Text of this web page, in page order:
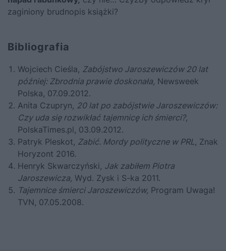
zaginiony brudnopis książki?
Bibliografia
Wojciech Cieśla, Zabójstwo Jaroszewiczów 20 lat
później: Zbrodnia prawie doskonała, Newsweek
Polska, 07.09.2012.
Anita Czupryn, 20 lat po zabójstwie Jaroszewiczów:
Czy uda się rozwikłać tajemnicę ich śmierci?,
PolskaTimes.pl, 03.09.2012.
Patryk Pleskot, Zabić. Mordy polityczne w PRL, Znak
Horyzont 2016.
Henryk Skwarczyński, Jak zabiłem Piotra
Jaroszewicza, Wyd. Zysk i S-ka 2011.
Tajemnice śmierci Jaroszewiczów, Program Uwaga!
TVN, 07.05.2008.